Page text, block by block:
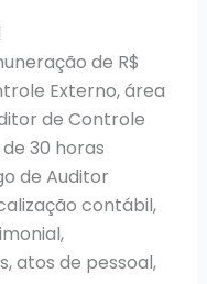
de R$
Externo, área
de Controle
30 horas
de Auditor
contábil,
atos de pessoal,